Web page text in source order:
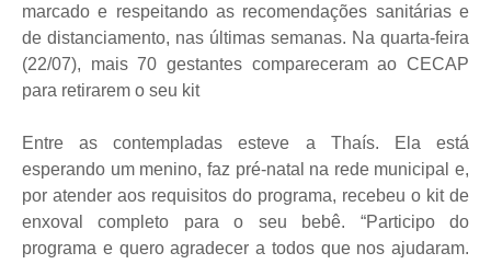
marcado e respeitando as recomendações sanitárias e
de distanciamento, nas últimas semanas. Na quarta-feira
(22/07), mais 70 gestantes compareceram ao CECAP
para retirarem o seu kit
Entre as contempladas esteve a Thaís. Ela está
esperando um menino, faz pré-natal na rede municipal e,
por atender aos requisitos do programa, recebeu o kit de
enxoval completo para o seu bebê. “Participo do
programa e quero agradecer a todos que nos ajudaram.